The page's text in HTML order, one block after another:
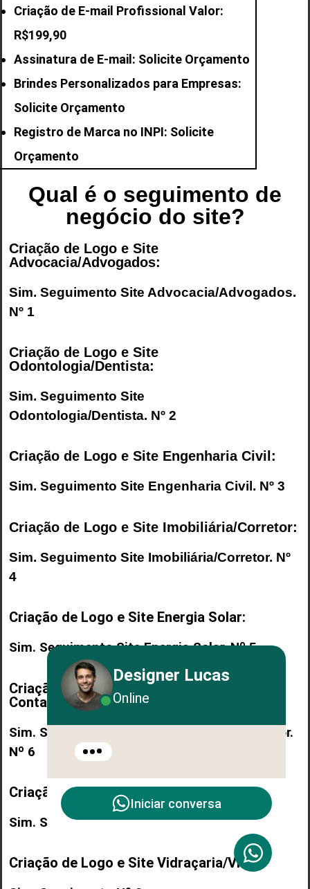
Criação de E-mail Profissional Valor:
R$199,90
Assinatura de E-mail: Solicite Orçamento
Brindes Personalizados para Empresas:
Solicite Orçamento
Registro de Marca no INPI: Solicite
Orçamento
Qual é o seguimento de
negócio do site?
Criação de Logo e Site
Advocacia/Advogados:
Sim. Seguimento Site Advocacia/Advogados.
Nº 1
Criação de Logo e Site
Odontologia/Dentista:
Sim. Seguimento Site
Odontologia/Dentista. Nº 2
Criação de Logo e Site Engenharia Civil:
Sim. Seguimento Site Engenharia Civil . Nº 3
Criação de Logo e Site Imobiliária/Corretor:
Sim. Seguimento Site Imobiliária/Corretor. Nº
4
Criação de Logo e Site Energia Solar:
Sim. Seguimento Site Energia Solar. Nº 5
Criação de Logo e Site
Contabilidade/Contador:
Sim. Seguimento Site Contabilidade/Contador.
Nº 6
Criação de Logo e Site Nutricionista:
Sim. Seguimento Nº 7
Criação de Logo e Site Vidraçaria/Vidro:
Designer Lucas
Online
Iniciar conversa